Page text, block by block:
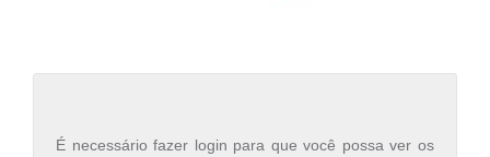
É necessário fazer login para que você possa ver os